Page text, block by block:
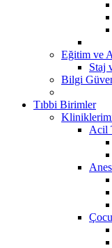
Eğitim ve
Staj
Bilgi
Tıbbi Birimler
Acil